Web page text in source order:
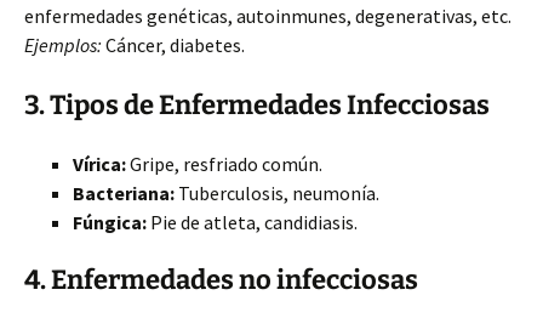
enfermedades genéticas, autoinmunes, degenerativas, etc.
Ejemplos: Cáncer, diabetes.
3. Tipos de Enfermedades Infecciosas
Vírica:Gripe, resfriado común.
Bacteriana: Tuberculosis, neumonía.
Fúngica: Pie de atleta, candidiasis.
4. Enfermedades no infecciosas